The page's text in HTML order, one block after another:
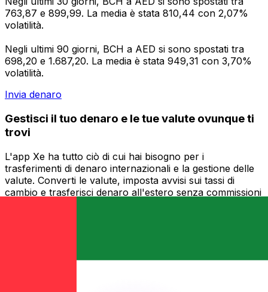
763,87 e 899,99. La media è stata 810,44 con 2,07%
volatilità.
Negli ultimi 90 giorni, BCH a AED si sono spostati tra
698,20 e 1.687,20. La media è stata 949,31 con 3,70%
volatilità.
Invia denaro
Gestisci il tuo denaro e le tue valute ovunque ti
trovi
L'app Xe ha tutto ciò di cui hai bisogno per i
trasferimenti di denaro internazionali e la gestione delle
valute. Converti le valute, imposta avvisi sui tassi di
cambio e trasferisci denaro all'estero senza commissioni